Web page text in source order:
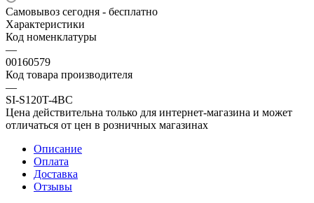
Самовывоз сегодня - бесплатно
Характеристики
Код номенклатуры
—
00160579
Код товара производителя
—
SI-S120T-4BC
Цена действительна только для интернет-магазина и может
отличаться от цен в розничных магазинах
Описание
Оплата
Доставка
Отзывы